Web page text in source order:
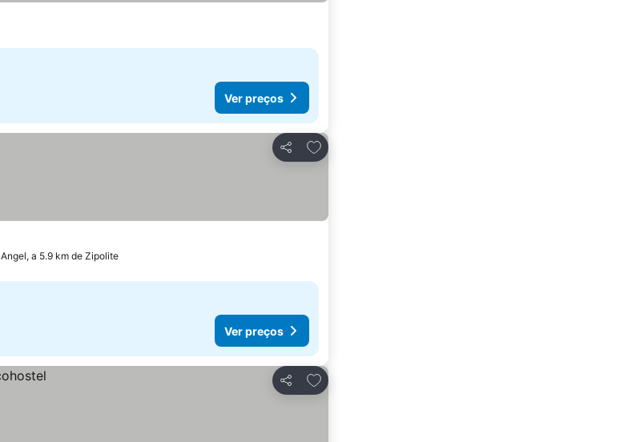
Ver preços
Partilhar
Adicionar aos favoritos
a 5.9 km de Zipolite
Ver preços
Partilhar
Adicionar aos favoritos